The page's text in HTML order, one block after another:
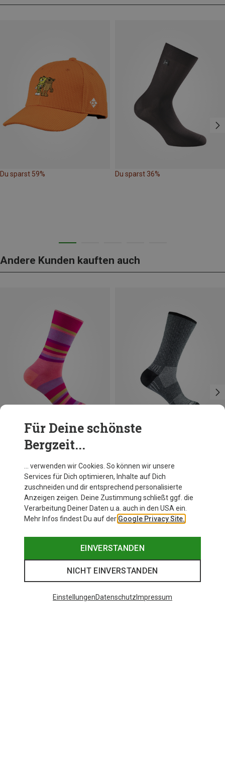
Du sparst 59% Du sparst 36%
Andere Kunden kauften auch
Du sparst 23%
Wrightsock
Adventure Crew Socke
31,88 €
41.5|42|43|44
45.5|46|47|48
Für Deine schönste
Bergzeit...
… verwenden wir Cookies. So können wir unsere
Services für Dich optimieren, Inhalte auf Dich
zuschneiden und dir entsprechend personalisierte
Anzeigen zeigen. Deine Zustimmung schließt ggf. die
Verarbeitung Deiner Daten u.a. auch in den USA ein.
Mehr Infos findest Du auf der Google Privacy Site.
EINVERSTANDEN
NICHT EINVERSTANDEN
EinstellungenDatenschutz Impressum